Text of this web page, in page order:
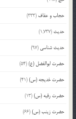
حجاب و عفاف (333)
حدیث (1,737)
حدیث شناسی (97)
حضرت ابوالفضل (ع)(54)
حضرت خدیجه (س)(41)
حضرت رقیه (س)(13)
حضرت زینب (س)(66)